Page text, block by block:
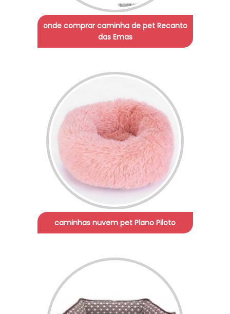
onde comprar caminha de pet Recanto
das Emas
caminhas nuvem pet Plano Piloto